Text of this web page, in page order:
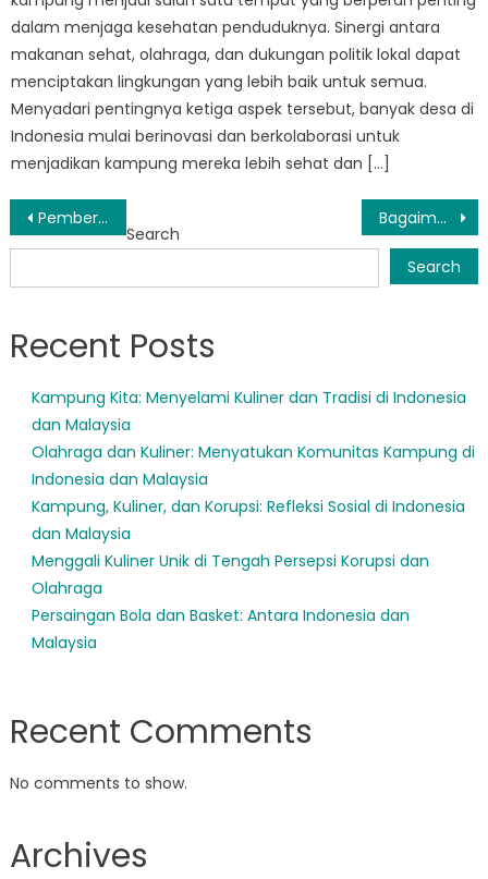
dalam menjaga kesehatan penduduknya. Sinergi antara
makanan sehat, olahraga, dan dukungan politik lokal dapat
menciptakan lingkungan yang lebih baik untuk semua.
Menyadari pentingnya ketiga aspek tersebut, banyak desa di
Indonesia mulai berinovasi dan berkolaborasi untuk
menjadikan kampung mereka lebih sehat dan […]
Post
navigation
Pemberdayaan Masyarakat: Melihat Lebih Dekat Inisiatif Dinas Sosial Muba Bagaimana Dinsos Kabupaten Muba Membuat Perubahan di Masyarakat
Search
Search
Recent Posts
Kampung Kita: Menyelami Kuliner dan Tradisi di Indonesia
dan Malaysia
Olahraga dan Kuliner: Menyatukan Komunitas Kampung di
Indonesia dan Malaysia
Kampung, Kuliner, dan Korupsi: Refleksi Sosial di Indonesia
dan Malaysia
Menggali Kuliner Unik di Tengah Persepsi Korupsi dan
Olahraga
Persaingan Bola dan Basket: Antara Indonesia dan
Malaysia
Recent Comments
No comments to show.
Archives